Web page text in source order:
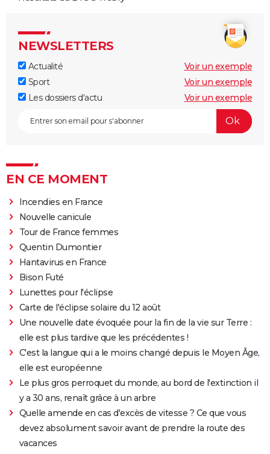
NEWSLETTERS
Actualité
Voir un exemple
Sport
Voir un exemple
Les dossiers d'actu
Voir un exemple
EN CE MOMENT
Incendies en France
Nouvelle canicule
Tour de France femmes
Quentin Dumontier
Hantavirus en France
Bison Futé
Lunettes pour l'éclipse
Carte de l'éclipse solaire du 12 août
Une nouvelle date évoquée pour la fin de la vie sur Terre :
elle est plus tardive que les précédentes !
C'est la langue qui a le moins changé depuis le Moyen Âge,
elle est européenne
Le plus gros perroquet du monde, au bord de l'extinction il
y a 30 ans, renaît grâce à un arbre
Quelle amende en cas d'excès de vitesse ? Ce que vous
devez absolument savoir avant de prendre la route des
vacances